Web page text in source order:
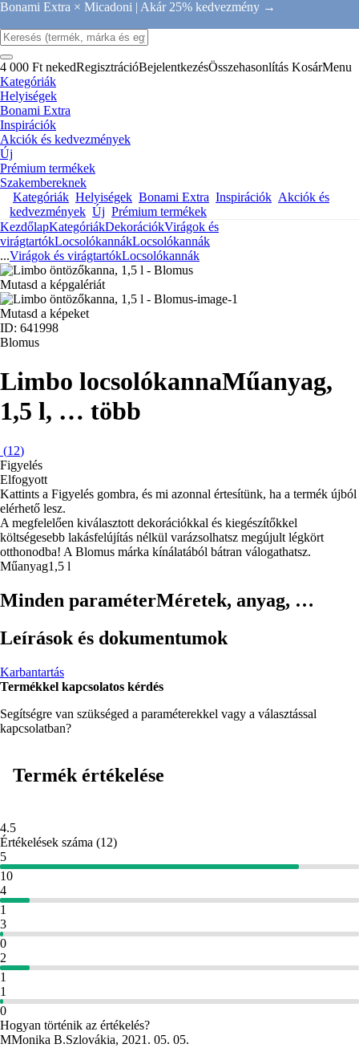
Bonami Extra × Micadoni | Akár 25% kedvezmény →
4 000 Ft nekedRegisztrációBejelentkezésÖsszehasonlítás KosárMenu
Kategóriák
Helyiségek
Bonami Extra
Inspirációk
Akciók és kedvezmények
Új
Prémium termékek
Szakembereknek
Kategóriák Helyiségek Bonami Extra Inspirációk Akciók és
kedvezmények Új Prémium termékek
KezdőlapKategóriákDekorációkVirágok és
virágtartókLocsolókannákLocsolókannák
...Virágok és virágtartókLocsolókannák
Mutasd a képgalériát
Mutasd a képeket
ID: 641998
Blomus
Limbo locsolókannaMűanyag,
1,5 l, … több
(12)
Figyelés
Elfogyott
Kattints a Figyelés gombra, és mi azonnal értesítünk, ha a termék újból
elérhető lesz.
A megfelelően kiválasztott dekorációkkal és kiegészítőkkel
költségesebb lakásfelújítás nélkül varázsolhatsz megújult légkört
otthonodba! A Blomus márka kínálatából bátran válogathatsz.
Műanyag1,5 l
Minden paraméterMéretek, anyag, …
Leírások és dokumentumok
Karbantartás
Termékkel kapcsolatos kérdés
Segítségre van szükséged a paraméterekkel vagy a választással
kapcsolatban?
Termék értékelése
4.5
Értékelések száma (12)
5
10
4
1
3
0
2
1
1
0
Hogyan történik az értékelés?
MMonika B.Szlovákia, 2021. 05. 05.